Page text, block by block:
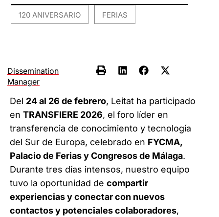
120 ANIVERSARIO FERIAS
Dissemination
Manager
Del 24 al 26 de febrero, Leitat ha participado
en TRANSFIERE 2026, el foro líder en
transferencia de conocimiento y tecnología
del Sur de Europa, celebrado en FYCMA,
Palacio de Ferias y Congresos de Málaga.
Durante tres días intensos, nuestro equipo
tuvo la oportunidad de compartir
experiencias y conectar con nuevos
contactos y potenciales colaboradores,